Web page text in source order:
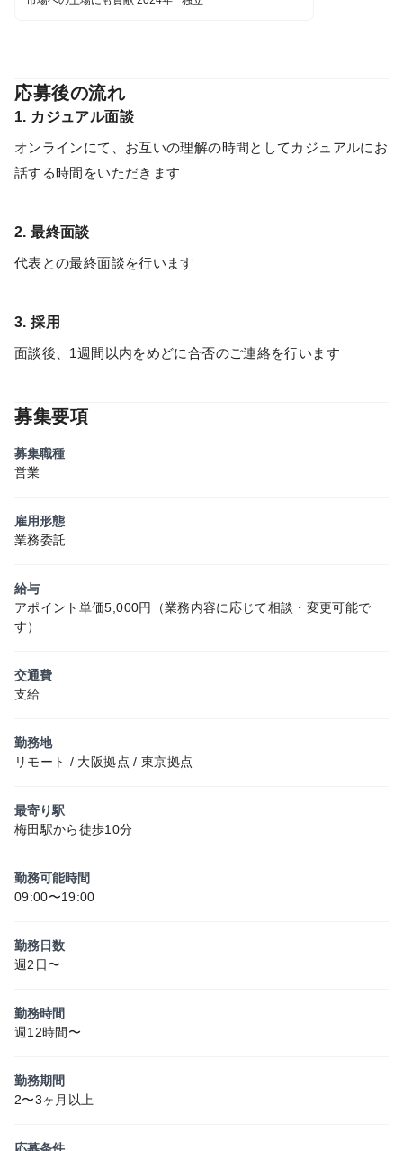
応募後の流れ
1. カジュアル面談
オンラインにて、お互いの理解の時間としてカジュアルにお
話する時間をいただきます
2. 最終面談
代表との最終面談を行います
3. 採用
面談後、1週間以内をめどに合否のご連絡を行います
募集要項
募集職種
営業
雇用形態
業務委託
給与
アポイント単価5,000円（業務内容に応じて相談・変更可能で
す）
交通費
支給
勤務地
リモート / 大阪拠点 / 東京拠点
最寄り駅
梅田駅から徒歩10分
勤務可能時間
09:00〜19:00
勤務日数
週2日〜
勤務時間
週12時間〜
勤務期間
2〜3ヶ月以上